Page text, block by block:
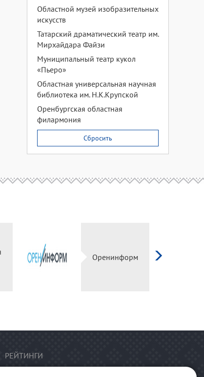
Областной музей изобразительных
искусств
Татарский драматический театр им.
Мирхайдара Файзи
Муниципальный театр кукол
«Пьеро»
Областная универсальная научная
библиотека им. Н.К.Крупской
Оренбургская областная
филармония
Сбросить
Оренинформ
РЕЙТИНГИ